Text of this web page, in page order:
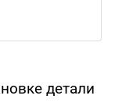
детали